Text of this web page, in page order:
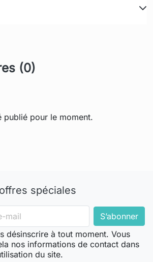
(0)
publié pour le moment.
spéciales
désinscrire à tout moment. Vous
nos informations de contact dans
du site.